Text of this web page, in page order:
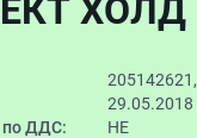
ХОЛД
205142621,
29.05.2018
по ДДС:
НЕ